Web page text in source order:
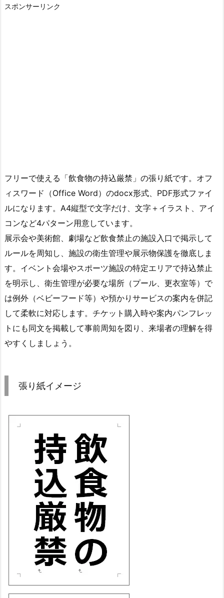
スポンサーリンク
フリーで使える「飲食物の持込厳禁」の張り紙です。オフ
ィスワード（Office Word）のdocx形式、PDF形式ファイ
ルになります。A4縦型で文字だけ、文字＋イラスト、アイ
コンなど4パターン用意しています。
展示会や美術館、劇場など飲食禁止の施設入口で掲示して
ルールを周知し、施設の衛生管理や展示物保護を徹底しま
す。イベント会場やスポーツ施設の特定エリアで持込禁止
を明示し、衛生管理が必要な場所（プール、更衣室等）で
は例外（ベビーフード等）や預かりサービスの案内を併記
して柔軟に対応します。チケット購入時や案内パンフレッ
トにも同文を掲載して事前周知を図り、来場者の理解を得
やすくしましょう。
張り紙イメージ